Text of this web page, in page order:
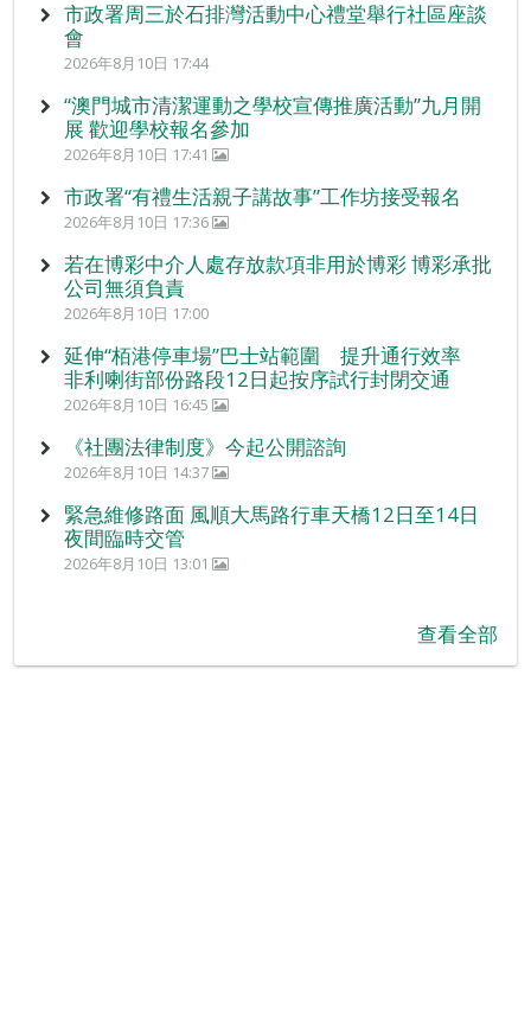
市政署周三於石排灣活動中心禮堂舉行社區座談
會
2026年8月10日 17:44
“澳門城市清潔運動之學校宣傳推廣活動”九月開
展 歡迎學校報名參加
2026年8月10日 17:41
市政署“有禮生活親子講故事”工作坊接受報名
2026年8月10日 17:36
若在博彩中介人處存放款項非用於博彩 博彩承批
公司無須負責
2026年8月10日 17:00
延伸“栢港停車場”巴士站範圍 提升通行效率
非利喇街部份路段12日起按序試行封閉交通
2026年8月10日 16:45
《社團法律制度》今起公開諮詢
2026年8月10日 14:37
緊急維修路面 風順大馬路行車天橋12日至14日
夜間臨時交管
2026年8月10日 13:01
查看全部